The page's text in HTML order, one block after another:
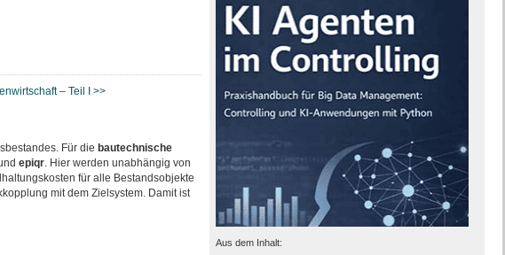
– Teil I >>
Für die bautechnische
epiqr. Hier werden unabhängig von
für alle Bestandsobjekte
mit dem Zielsystem. Damit ist
Aus dem Inhalt: